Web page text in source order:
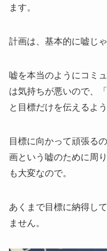
ます。
計画は、基本的に嘘じ
嘘を本当のようにコミ
は気持ちが悪いので、
と目標だけを伝えるよ
目標に向かって頑張る
画という嘘のために周
も大変なので。
あくまで目標に納得し
ません。